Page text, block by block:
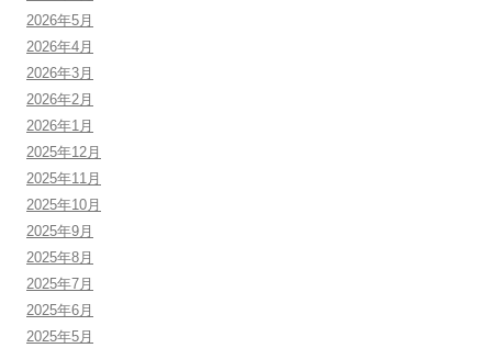
2026年5月
2026年4月
2026年3月
2026年2月
2026年1月
2025年12月
2025年11月
2025年10月
2025年9月
2025年8月
2025年7月
2025年6月
2025年5月